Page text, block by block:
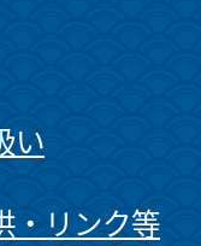
い
・リンク等